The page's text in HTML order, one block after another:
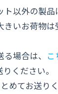
以外の製品
きいお荷物
場合は、
ください。
めてお送り